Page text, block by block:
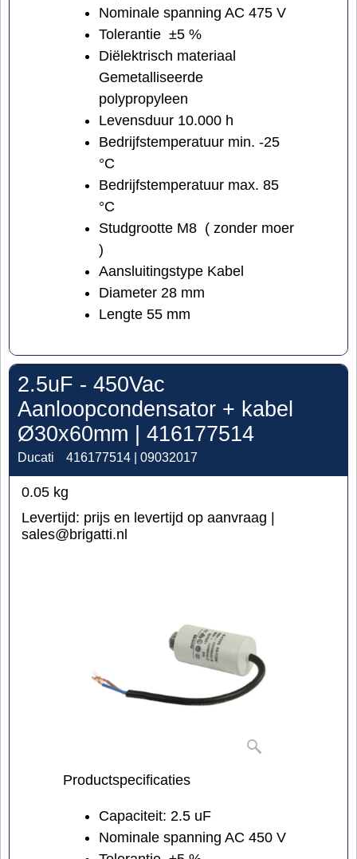
Nominale spanning AC 475 V
Tolerantie ±5 %
Diëlektrisch materiaal
Gemetalliseerde
polypropyleen
Levensduur 10.000 h
Bedrijfstemperatuur min. -25
°C
Bedrijfstemperatuur max. 85
°C
Studgrootte M8 ( zonder moer
)
Aansluitingstype Kabel
Diameter 28 mm
Lengte 55 mm
2.5uF - 450Vac
Aanloopcondensator + kabel
Ø30x60mm | 416177514
Ducati 416177514 | 09032017
0.05 kg
Levertijd: prijs en levertijd op aanvraag |
sales@brigatti.nl
Productspecificaties
Capaciteit: 2.5 uF
Nominale spanning AC 450 V